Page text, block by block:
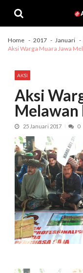
navigation
content
Home 2017 Januari
Aksi Warga Muara Jawa
AKSI
Aksi
25 Januari 2017 0